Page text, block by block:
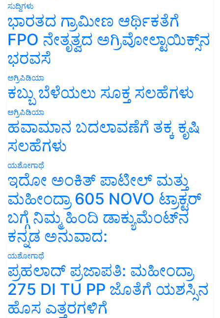
ಸುದ್ದಿಗಳು
ಭಾರತದ ಗ್ರಾಮೀಣ ಆರ್ಥಿಕತೆಗೆ
FPO ನೇತೃತ್ವದ ಅಗ್ರಿವೋಲ್ಟಾಯಿಕ್ಸ್‌ನ
ಭರವಸೆ
ಅಗ್ರಿಪಿಡಿಯಾ
ಕಬ್ಬು ಬೆಳೆಯಲು ಸೂಕ್ತ ಸಲಹೆಗಳು
ಅಗ್ರಿಪಿಡಿಯಾ
ಹವಾಮಾನ ಬದಲಾವಣೆಗೆ ತಕ್ಕ ಕೃಷಿ
ಸಲಹೆಗಳು
ಯಶೋಗಾಥೆ
ಇದೋ ಅಂಕಿತ್ ಪಾಟೀಲ್ ಮತ್ತು
ಮಹೀಂದ್ರಾ 605 NOVO ಟ್ರಾಕ್ಟರ್
ಬಗ್ಗೆ ನಿಮ್ಮ ಹಿಂದಿ ಡಾಕ್ಯುಮೆಂಟ್‌ನ
ಕನ್ನಡ ಅನುವಾದ:
ಯಶೋಗಾಥೆ
ಪ್ರಹಲಾದ್ ಪ್ರಜಾಪತಿ: ಮಹೀಂದ್ರಾ
275 DI TU PP ಜೊತೆಗೆ ಯಶಸ್ಸಿನ
ಹೊಸ ಎತ್ತರಗಳಿಗೆ